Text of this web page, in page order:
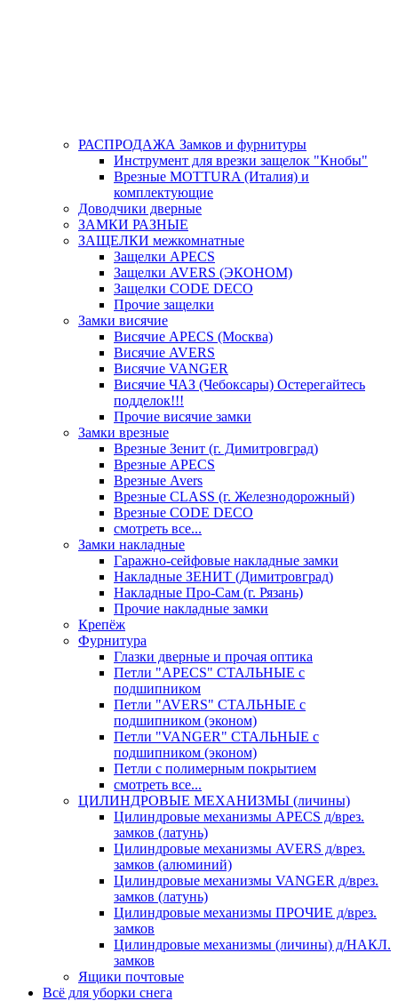
РАСПРОДАЖА Замков и фурнитуры
Инструмент для врезки защелок "Кнобы"
Врезные MOTTURA (Италия) и
комплектующие
Доводчики дверные
ЗАМКИ РАЗНЫЕ
ЗАЩЕЛКИ межкомнатные
Защелки APECS
Защелки AVERS (ЭКОНОМ)
Защелки CODE DECO
Прочие защелки
Замки висячие
Висячие APECS (Москва)
Висячие AVERS
Висячие VANGER
Висячие ЧАЗ (Чебоксары) Остерегайтесь
подделок!!!
Прочие висячие замки
Замки врезные
Врезные Зенит (г. Димитровград)
Врезные APECS
Врезные Avers
Врезные CLASS (г. Железнодорожный)
Врезные CODE DECO
смотреть все...
Замки накладные
Гаражно-сейфовые накладные замки
Накладные ЗЕНИТ (Димитровград)
Накладные Про-Сам (г. Рязань)
Прочие накладные замки
Крепёж
Фурнитура
Глазки дверные и прочая оптика
Петли "APECS" СТАЛЬНЫЕ с
подшипником
Петли "AVERS" СТАЛЬНЫЕ с
подшипником (эконом)
Петли "VANGER" СТАЛЬНЫЕ с
подшипником (эконом)
Петли с полимерным покрытием
смотреть все...
ЦИЛИНДРОВЫЕ МЕХАНИЗМЫ (личины)
Цилиндровые механизмы APECS д/врез.
замков (латунь)
Цилиндровые механизмы AVERS д/врез.
замков (алюминий)
Цилиндровые механизмы VANGER д/врез.
замков (латунь)
Цилиндровые механизмы ПРОЧИЕ д/врез.
замков
Цилиндровые механизмы (личины) д/НАКЛ.
замков
Ящики почтовые
Всё для уборки снега